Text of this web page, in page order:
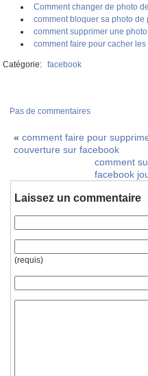
Comment changer de photo
comment bloquer sa photo
comment supprimer une
comment faire pour cacher
Catégorie: facebook
Pas de commentaires
« comment faire pour
couverture sur facebook
comment
facebook
Laissez un commentaire
(requis)